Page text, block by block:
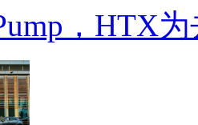
，HTX